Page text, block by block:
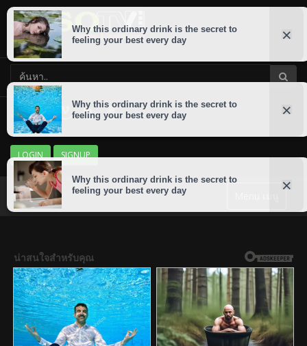
LOGIN SIGNUP